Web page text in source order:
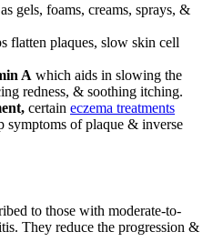
gels, foams, creams, sprays, &
flatten plaques, slow skin cell
A which aids in slowing the
redness, & soothing itching.
certain eczema treatments
symptoms of plaque & inverse
to those with moderate-to-
They reduce the progression &